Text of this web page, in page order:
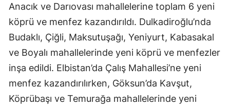
Anacık ve Darıovası mahallelerine toplam 6 yeni
köprü ve menfez kazandırıldı. Dulkadiroğlu’nda
Budaklı, Çiğli, Maksutuşağı, Yeniyurt, Kabasakal
ve Boyalı mahallelerinde yeni köprü ve menfezler
inşa edildi. Elbistan’da Çalış Mahallesi’ne yeni
menfez kazandırılırken, Göksun’da Kavşut,
Köprübaşı ve Temurağa mahallelerinde yeni